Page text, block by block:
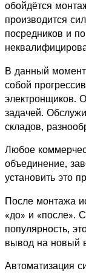
обойдётся
производится
посредников и
В данный
собой
электронщиков.
задачей.
складов,
Любое
объединение,
установить это
После монтажа
«до» и «после».
популярность,
вывод на новый
Автоматизация